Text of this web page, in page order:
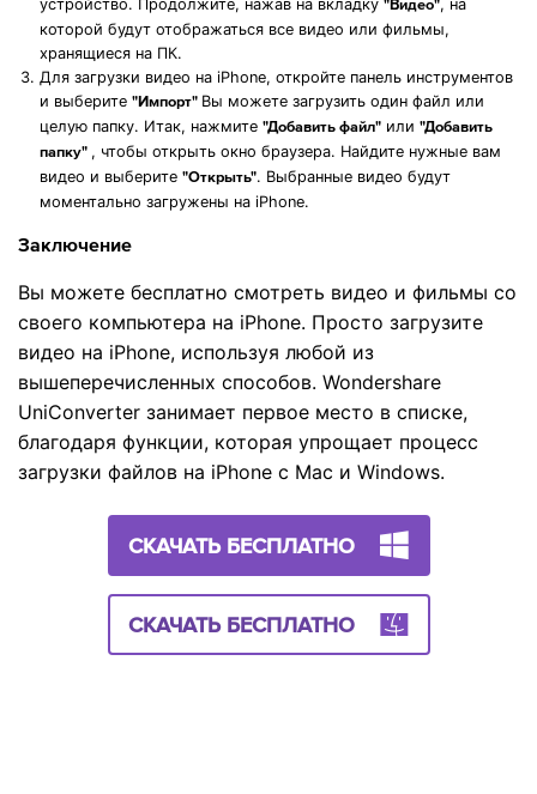
устройство. Продолжите, нажав на вкладку "Видео", на
которой будут отображаться все видео или фильмы,
хранящиеся на ПК.
Для загрузки видео на iPhone, откройте панель инструментов
и выберите "Импорт" Вы можете загрузить один файл или
целую папку. Итак, нажмите "Добавить файл" или "Добавить
папку" , чтобы открыть окно браузера. Найдите нужные вам
видео и выберите "Открыть". Выбранные видео будут
моментально загружены на iPhone.
Заключение
Вы можете бесплатно смотреть видео и фильмы со
своего компьютера на iPhone. Просто загрузите
видео на iPhone, используя любой из
вышеперечисленных способов. Wondershare
UniConverter занимает первое место в списке,
благодаря функции, которая упрощает процесс
загрузки файлов на iPhone с Mac и Windows.
СКАЧАТЬ БЕСПЛАТНО
СКАЧАТЬ БЕСПЛАТНО